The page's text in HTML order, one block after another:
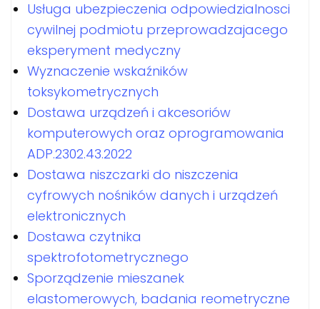
Usługa ubezpieczenia odpowiedzialnosci
cywilnej podmiotu przeprowadzajacego
eksperyment medyczny
Wyznaczenie wskaźników
toksykometrycznych
Dostawa urządzeń i akcesoriów
komputerowych oraz oprogramowania
ADP.2302.43.2022
Dostawa niszczarki do niszczenia
cyfrowych nośników danych i urządzeń
elektronicznych
Dostawa czytnika
spektrofotometrycznego
Sporządzenie mieszanek
elastomerowych, badania reometryczne